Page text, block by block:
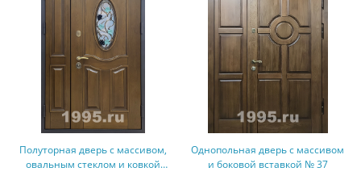
Полуторная дверь с массивом,
овальным стеклом и ковкой
Однопольная дверь с массивом
и боковой вставкой № 37